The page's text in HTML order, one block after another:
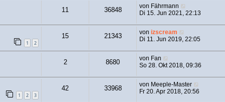
11 36848 von Fährmann
Di 15. Jun 2021, 22:13
1 2
15 21343 von izscream
Di 11. Jun 2019, 22:05
2 8680 von Fan
So 28. Okt 2018, 09:36
1 2 3
42 33968 von Meeple-Master
Fr 20. Apr 2018, 20:56